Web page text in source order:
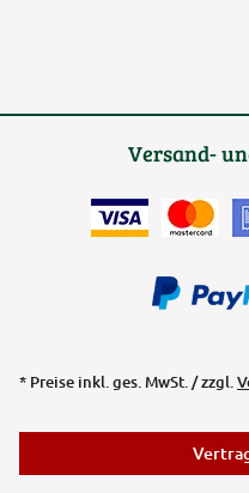
Versand-
* Preise inkl. ges. MwSt. / zzgl.